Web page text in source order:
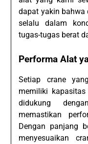
dapat yakin bahwa
selalu dalam
tugas-tugas berat
Performa Alat
Setiap crane
memiliki
didukung
memastikan
Dengan panjang
menyesuaikan